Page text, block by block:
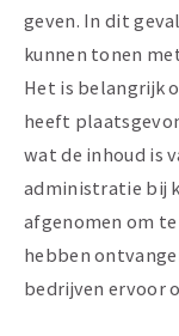
geven. In dit
kunnen tonen
Het is belangrijk
heeft
wat de inhoud is
administratie bij
afgenomen om
hebben
bedrijven ervoor